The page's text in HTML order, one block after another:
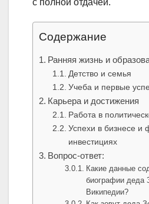
Содержание
Ранняя жизнь и
Детство и семья
Учеба и первые
Карьера и достижения
Работа в
Успехи в бизнесе и
инвестициях
Вопрос-ответ:
Какие данные
биографии деда
Википедии?